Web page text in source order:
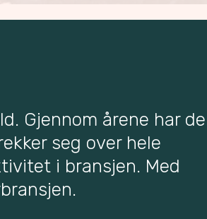
Gjennom årene har de
seg over hele
i bransjen. Med